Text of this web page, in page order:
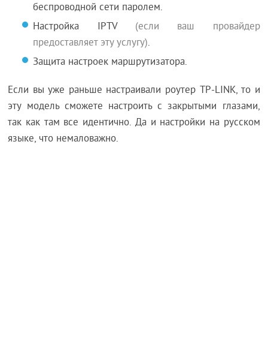
беспроводной сети паролем.
Настройка IPTV (если ваш провайдер
предоставляет эту услугу).
Защита настроек маршрутизатора.
Если вы уже раньше настраивали роутер TP-LINK, то и
эту модель сможете настроить с закрытыми глазами,
так как там все идентично. Да и настройки на русском
языке, что немаловажно.